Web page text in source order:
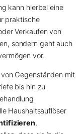
kann hierbei eine
praktische
Verkaufen von
sondern geht auch
vor.
Gegenständen mit
bis hin zu
Haushaltsauflöser
,